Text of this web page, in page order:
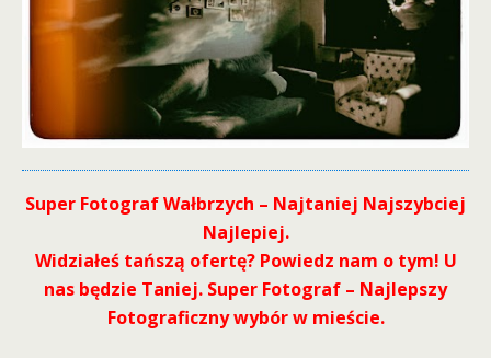
Super Fotograf Wałbrzych – Najtaniej Najszybciej
Najlepiej.
Widziałeś tańszą ofertę? Powiedz nam o tym! U
nas będzie Taniej. Super Fotograf – Najlepszy
Fotograficzny wybór w mieście.